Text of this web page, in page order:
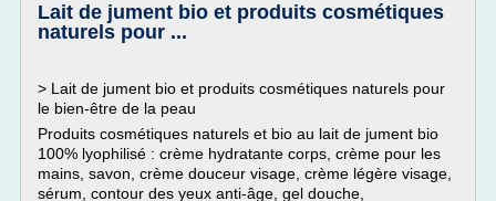
Lait de jument bio et produits cosmétiques
naturels pour ...
> Lait de jument bio et produits cosmétiques naturels pour
le bien-être de la peau
Produits cosmétiques naturels et bio au lait de jument bio
100% lyophilisé : crème hydratante corps, crème pour les
mains, savon, crème douceur visage, crème légère visage,
sérum, contour des yeux anti-âge, gel douche,